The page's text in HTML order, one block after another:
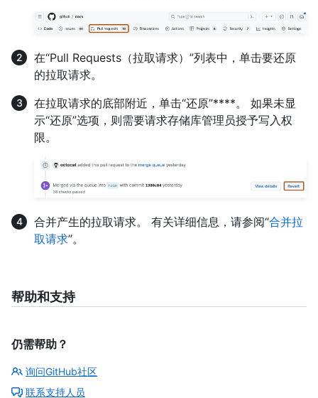
在“Pull Requests（拉取请求）”列表中，单击要还原
的拉取请求。
在拉取请求的底部附近，单击“还原”****。 如果未显
示“还原”选项，则需要请求存储库管理员授予写入权
限。
合并产生的拉取请求。 有关详细信息，请参阅“合并拉
取请求”。
帮助和支持
仍需帮助？
询问GitHub社区
联系支持人员